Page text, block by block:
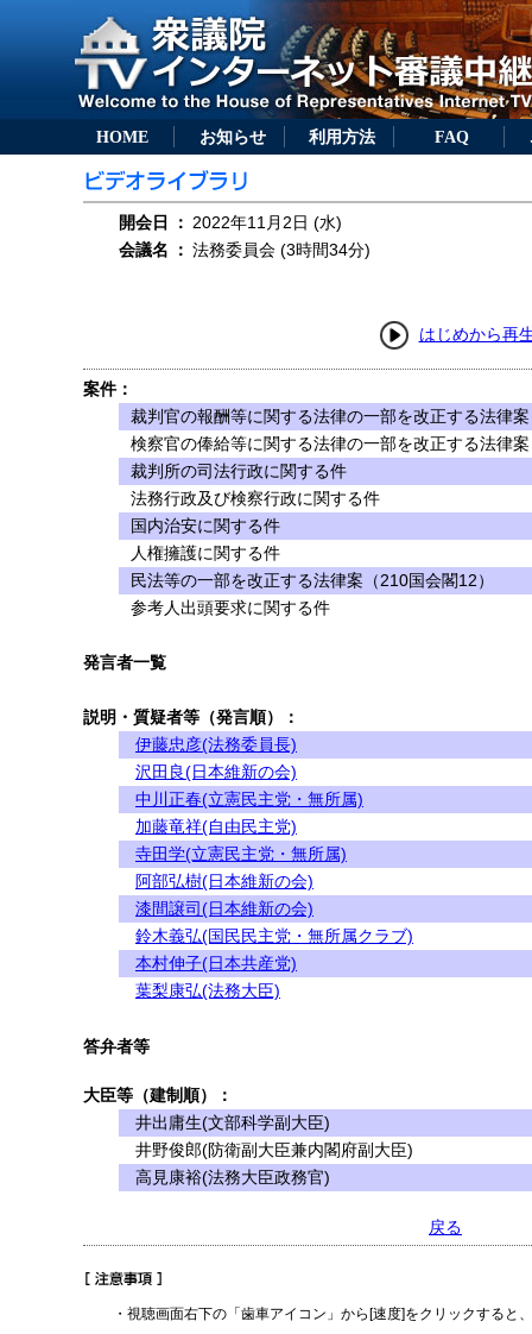
HOME お知らせ 利用方法 FAQ
開会日 ： 2022年11月2日 (水)
会議名
： 法務委員会 (3時間34分)
はじめから再
案件：
裁判官の報酬等に関する法律の一部を改正する法律
検察官の俸給等に関する法律の一部を改正する法律
裁判所の司法行政に関する件
法務行政及び検察行政に関する件
国内治安に関する件
人権擁護に関する件
民法等の一部を改正する法律案（210国会閣12）
参考人出頭要求に関する件
発言者一覧
説明・質疑者等（発言順）：
伊藤忠彦(法務委員長)
沢田良(日本維新の会)
中川正春(立憲民主党・無所属)
加藤竜祥(自由民主党)
寺田学(立憲民主党・無所属)
阿部弘樹(日本維新の会)
漆間譲司(日本維新の会)
鈴木義弘(国民民主党・無所属クラブ)
本村伸子(日本共産党)
葉梨康弘(法務大臣)
答弁者等
大臣等（建制順）：
井出庸生(文部科学副大臣)
井野俊郎(防衛副大臣兼内閣府副大臣)
高見康裕(法務大臣政務官)
戻る
・視聴画面右下の「歯車アイコン」から[速度]をクリックすると